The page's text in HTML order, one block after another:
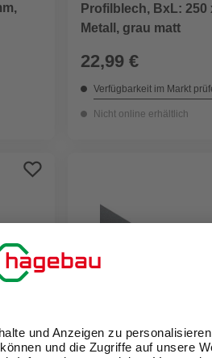
Profilblech, BxL: 250
Metall, grau matt
22,99 €
Verfügbarkeit im Markt
Nicht online erhältlich